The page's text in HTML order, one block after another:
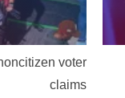
voter
claims